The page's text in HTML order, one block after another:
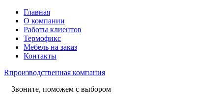
Главная
О компании
Работы клиентов
Термофикс
Мебель на заказ
Контакты
Rпроизводственная компания
Звоните, поможем с выбором